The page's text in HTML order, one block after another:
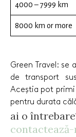
4000 – 7999 km
8000 km or more
Green Travel:
de transport
Aceștia pot primi
pentru durata
ai o